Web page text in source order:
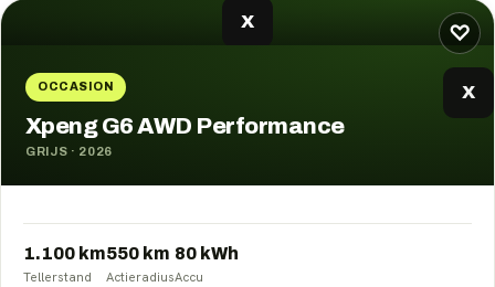
♡
X
OCCASION X
Xpeng G6 AWD Performance
GRIJS · 2026
1.100 km
Tellerstand
550 km
Actieradius
80 kWh
Accu